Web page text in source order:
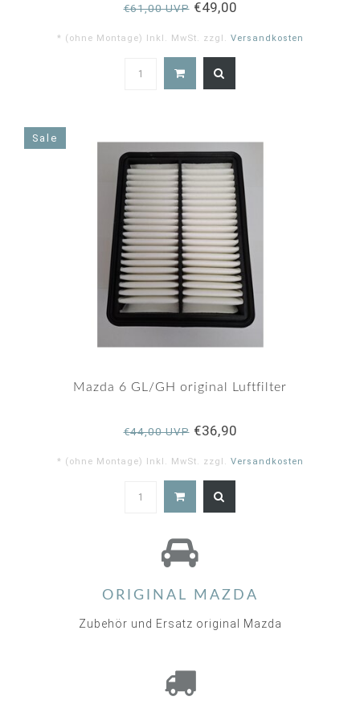
€61,00 UVP€49,00
* (ohne Montage) Inkl. MwSt. zzgl. Versandkosten
Sale
Mazda 6 GL/GH original Luftfilter
€44,00 UVP€36,90
* (ohne Montage) Inkl. MwSt. zzgl. Versandkosten
ORIGINAL MAZDA
Zubehör und Ersatz original Mazda